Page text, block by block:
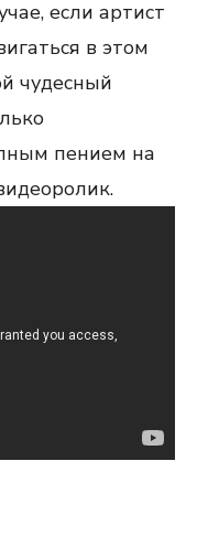
если артист
в этом
чудесный
пением на